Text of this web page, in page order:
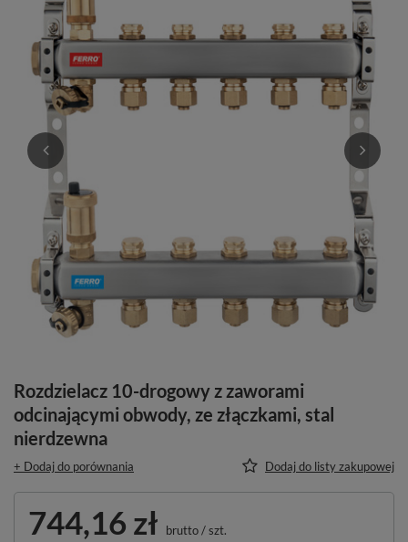
Rozdzielacz 10-drogowy z zaworami
odcinającymi obwody, ze złączkami, stal
nierdzewna
+ Dodaj do porównania Dodaj do listy zakupowej
744,16 zł brutto/szt.